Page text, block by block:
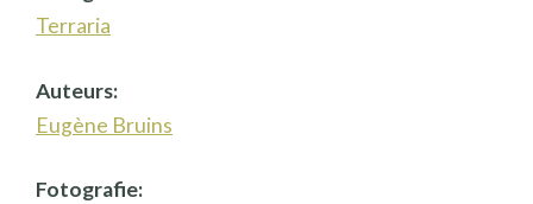
Terraria
Auteurs:
Eugène Bruins
Fotografie: